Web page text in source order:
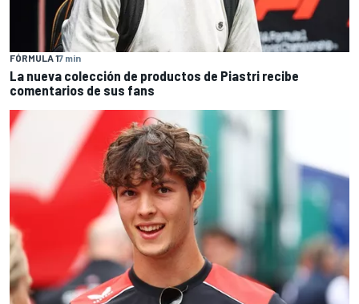
FÓRMULA 17 min
La nueva colección de productos de Piastri recibe
comentarios de sus fans